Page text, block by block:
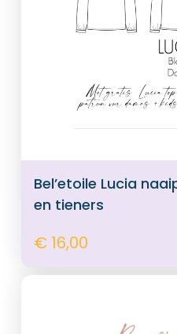
Bel’etoile Lucia
en tieners
€ 16,00